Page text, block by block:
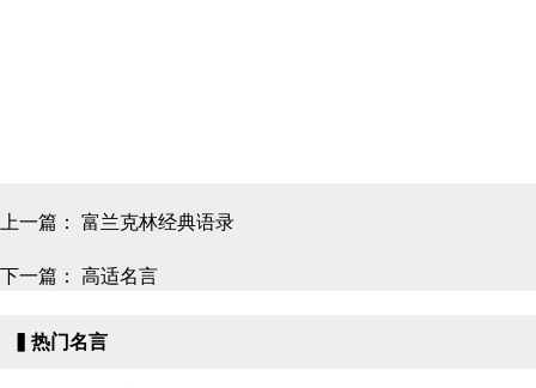
上一篇： 富兰克林经典语录
下一篇： 高适名言
▍热门名言